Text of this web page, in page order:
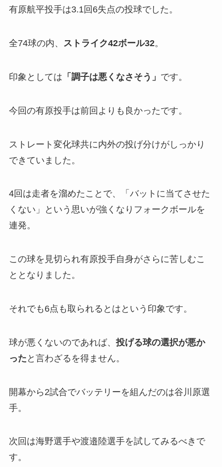
有原航平投手は3.1回6失点の投球でした。
全74球の内、 ストライク42ボール32。
印象としては 「 調子は悪くなさそう」 です。
今回の有原投手は前回よりも良かったです。
ストレート変化球共に内外の投げ分けがしっかり
できていました。
4回は走者を溜めたことで、「バットに当てさせた
くない」という思いが強くなりフォークボールを
連発。
この球を見切られ有原投手自身がさらに苦しむこ
ととなりました。
それでも6点も取られるとはという印象です。
球が悪くないのであれば、 投げる球の選択が悪か
った と言わざるを得ません。
開幕から2試合でバッテリーを組んだのは谷川原選
手。
次回は海野選手や渡邉陸選手を試してみるべきで
す。